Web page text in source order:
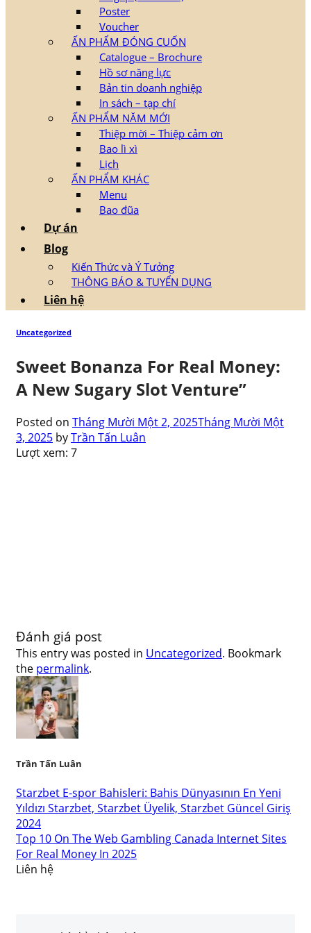
Poster
Voucher
ẤN PHẨM ĐÓNG CUỐN
Catalogue – Brochure
Hồ sơ năng lực
Bản tin doanh nghiệp
In sách – tạp chí
ẤN PHẨM NĂM MỚI
Thiệp mời – Thiệp cảm ơn
Bao lì xì
Lịch
ẤN PHẨM KHÁC
Menu
Bao đũa
Dự án
Blog
Kiến Thức và Ý Tưởng
THÔNG BÁO & TUYỂN DỤNG
Liên hệ
Uncategorized
Sweet Bonanza For Real Money:
A New Sugary Slot Venture”
Posted on Tháng Mười Một 2, 2025Tháng Mười Một
3, 2025 byTrần Tấn Luân
Lượt xem: 7
Đánh giá post
This entry was posted in Uncategorized. Bookmark
the permalink.
Trần Tấn Luân
Starzbet E-spor Bahisleri: Bahis Dünyasının En Yeni
Yıldızı Starzbet, Starzbet Üyelik, Starzbet Güncel Giriş
2024
Top 10 On The Web Gambling Canada Internet Sites
For Real Money In 2025
Liên hệ